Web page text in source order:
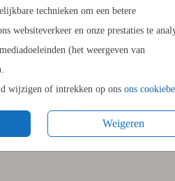
technieken om een betere
websiteverkeer en onze prestaties te
(het weergeven van
wijzigen of intrekken op ons ons
Weigeren